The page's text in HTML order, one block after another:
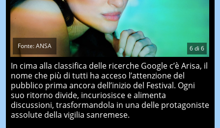
6di 6
Fonte: ANSA
In cima alla classifica delle ricerche Google c’è Arisa, il
nome che più di tutti ha acceso l’attenzione del
pubblico prima ancora dell’inizio del Festival. Ogni
suo ritorno divide, incuriosisce e alimenta
discussioni, trasformandola in una delle protagoniste
assolute della vigilia sanremese.